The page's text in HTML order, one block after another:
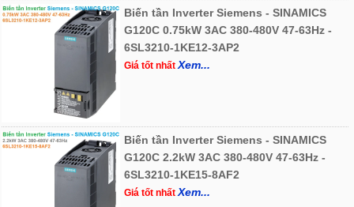
Biến tần Inverter Siemens - SINAMICS
G120C 0.75kW 3AC 380-480V 47-63Hz -
6SL3210-1KE12-3AP2
Giá tốt nhấtXem...
Biến tần Inverter Siemens - SINAMICS
G120C 2.2kW 3AC 380-480V 47-63Hz -
6SL3210-1KE15-8AF2
Giá tốt nhấtXem...